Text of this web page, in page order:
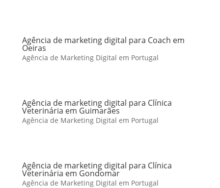
Agência de marketing digital para Coach em
Oeiras
Agência de Marketing Digital em Portugal
Agência de marketing digital para Clínica
Veterinária em Guimarães
Agência de Marketing Digital em Portugal
Agência de marketing digital para Clínica
Veterinária em Gondomar
Agência de Marketing Digital em Portugal